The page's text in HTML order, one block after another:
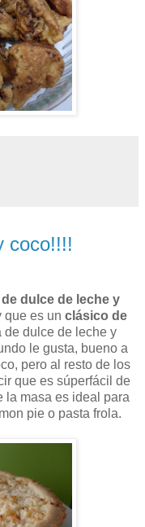
coco!!!!
dulce de leche y
que es un clásico de
de dulce de leche y
le gusta, bueno a
pero al resto de los
que es súperfácil de
la masa es ideal para
pie o pasta frola.